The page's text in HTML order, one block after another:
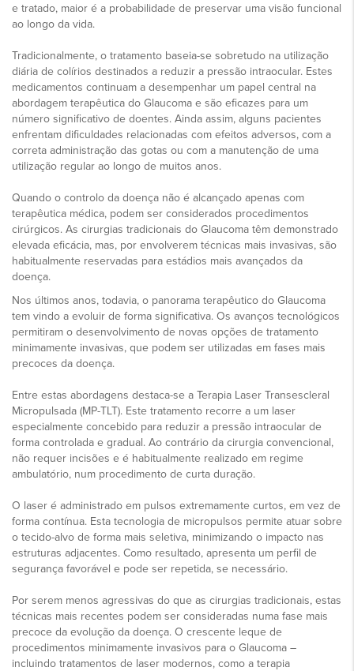
e tratado, maior é a probabilidade de preservar uma visão funcional
ao longo da vida.
Tradicionalmente, o tratamento baseia-se sobretudo na utilização
diária de colírios destinados a reduzir a pressão intraocular. Estes
medicamentos continuam a desempenhar um papel central na
abordagem terapêutica do Glaucoma e são eficazes para um
número significativo de doentes. Ainda assim, alguns pacientes
enfrentam dificuldades relacionadas com efeitos adversos, com a
correta administração das gotas ou com a manutenção de uma
utilização regular ao longo de muitos anos.
Quando o controlo da doença não é alcançado apenas com
terapêutica médica, podem ser considerados procedimentos
cirúrgicos. As cirurgias tradicionais do Glaucoma têm demonstrado
elevada eficácia, mas, por envolverem técnicas mais invasivas, são
habitualmente reservadas para estádios mais avançados da
doença.
Nos últimos anos, todavia, o panorama terapêutico do Glaucoma
tem vindo a evoluir de forma significativa. Os avanços tecnológicos
permitiram o desenvolvimento de novas opções de tratamento
minimamente invasivas, que podem ser utilizadas em fases mais
precoces da doença.
Entre estas abordagens destaca-se a Terapia Laser Transescleral
Micropulsada (MP-TLT). Este tratamento recorre a um laser
especialmente concebido para reduzir a pressão intraocular de
forma controlada e gradual. Ao contrário da cirurgia convencional,
não requer incisões e é habitualmente realizado em regime
ambulatório, num procedimento de curta duração.
O laser é administrado em pulsos extremamente curtos, em vez de
forma contínua. Esta tecnologia de micropulsos permite atuar sobre
o tecido-alvo de forma mais seletiva, minimizando o impacto nas
estruturas adjacentes. Como resultado, apresenta um perfil de
segurança favorável e pode ser repetida, se necessário.
Por serem menos agressivas do que as cirurgias tradicionais, estas
técnicas mais recentes podem ser consideradas numa fase mais
precoce da evolução da doença. O crescente leque de
procedimentos minimamente invasivos para o Glaucoma –
incluindo tratamentos de laser modernos, como a terapia